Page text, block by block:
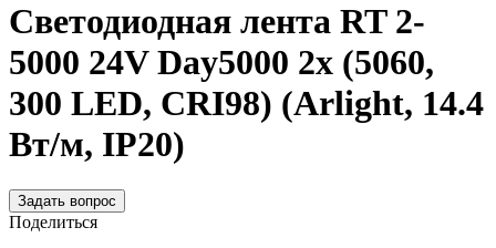
Светодиодная лента RT 2-
5000 24V Day5000 2x (5060,
300 LED, CRI98) (Arlight, 14.4
Вт/м, IP20)
Задать вопрос
Поделиться